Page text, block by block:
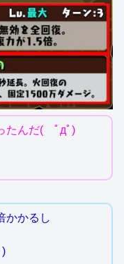
たんだ( ﾟдﾟ)
かかるし
)